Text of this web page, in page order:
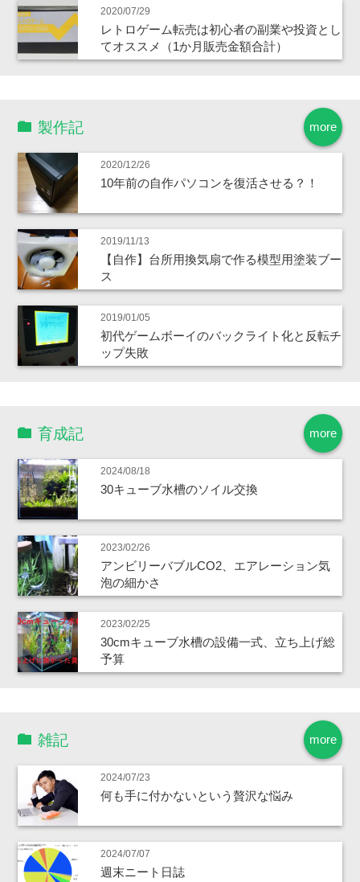
2020/07/29
レトロゲーム転売は初心者の副業や投資とし
てオススメ（1か月販売金額合計）
more
製作記
2020/12/26
10年前の自作パソコンを復活させる？！
2019/11/13
【自作】台所用換気扇で作る模型用塗装ブー
ス
2019/01/05
初代ゲームボーイのバックライト化と反転チ
ップ失敗
more
育成記
2024/08/18
30キューブ水槽のソイル交換
2023/02/26
アンビリーバブルCO2、エアレーション気
泡の細かさ
2023/02/25
30cmキューブ水槽の設備一式、立ち上げ総
予算
more
雑記
2024/07/23
何も手に付かないという贅沢な悩み
2024/07/07
週末ニート日誌